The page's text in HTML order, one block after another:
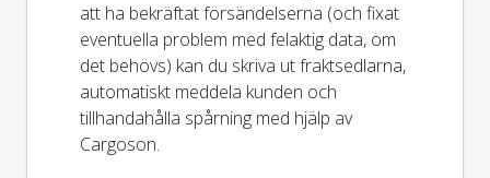
att ha bekräftat försändelserna (och fixat
eventuella problem med felaktig data, om
det behövs) kan du skriva ut fraktsedlarna,
automatiskt meddela kunden och
tillhandahålla spårning med hjälp av
Cargoson.